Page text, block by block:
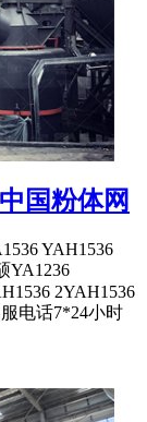
国粉体网
YAH1536
YA1236
2YAH1536
电话7*24小时